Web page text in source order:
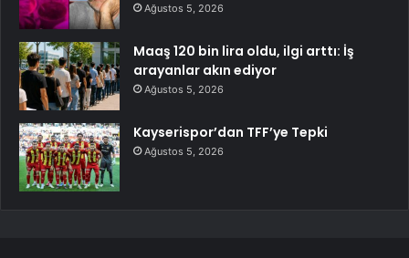
Ağustos 5, 2026
Maaş 120 bin lira oldu, ilgi arttı: İş
arayanlar akın ediyor
Ağustos 5, 2026
Kayserispor’dan TFF’ye Tepki
Ağustos 5, 2026